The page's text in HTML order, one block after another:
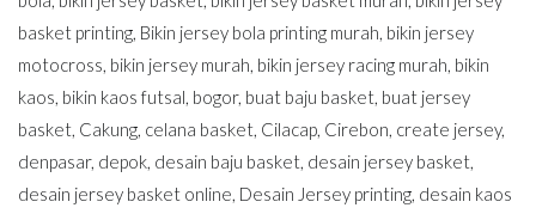
basket printing, Bikin jersey bola printing murah, bikin jersey
motocross, bikin jersey murah, bikin jersey racing murah, bikin
kaos, bikin kaos futsal, bogor, buat baju basket, buat jersey
basket, Cakung, celana basket, Cilacap, Cirebon, create jersey,
denpasar, depok, desain baju basket, desain jersey basket,
desain jersey basket online, Desain Jersey printing, desain kaos